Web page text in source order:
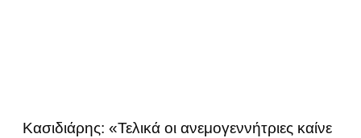
Κασιδιάρης: «Τελικά οι ανεμογεννήτριες καίνε